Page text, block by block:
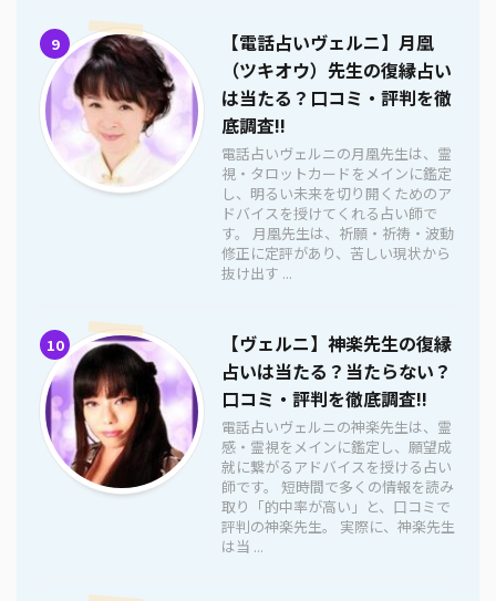
9
【電話占いヴェルニ】月凰
（ツキオウ）先生の復縁占い
は当たる？口コミ・評判を徹
底調査!!
電話占いヴェルニの月凰先生は、霊
視・タロットカードをメインに鑑定
し、明るい未来を切り開くためのア
ドバイスを授けてくれる占い師で
す。 月凰先生は、祈願・祈祷・波動
修正に定評があり、苦しい現状から
抜け出す ...
10
【ヴェルニ】神楽先生の復縁
占いは当たる？当たらない？
口コミ・評判を徹底調査!!
電話占いヴェルニの神楽先生は、霊
感・霊視をメインに鑑定し、願望成
就に繋がるアドバイスを授ける占い
師です。 短時間で多くの情報を読み
取り「的中率が高い」と、口コミで
評判の神楽先生。 実際に、神楽先生
は当 ...